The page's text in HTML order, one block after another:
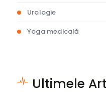
Urologie
Yoga medicală
Ultimele